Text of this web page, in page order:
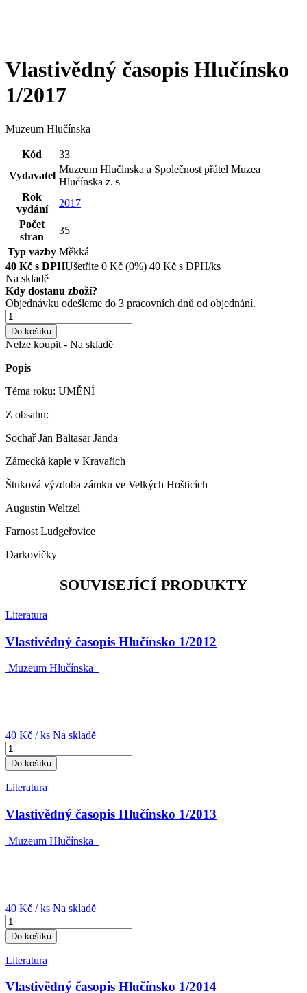
Vlastivědný časopis Hlučínsko
1/2017
Muzeum Hlučínska
Kód
33
Vydavatel
Muzeum Hlučínska a Společnost přátel Muzea
Hlučínska z. s
Rok
vydání
2017
Počet
stran
35
Typ vazby Měkká
40 Kč s DPHUšetříte 0 Kč (0%) 40 Kč s DPH/ks
Na skladě
Kdy dostanu zboží?
Objednávku odešleme do 3 pracovních dnů od objednání.
Do košíku
Nelze koupit - Na skladě
Popis
Téma roku: UMĚNÍ
Z obsahu:
Sochař Jan Baltasar Janda
Zámecká kaple v Kravařích
Štuková výzdoba zámku ve Velkých Hošticích
Augustin Weltzel
Farnost Ludgeřovice
Darkovičky
SOUVISEJÍCÍ PRODUKTY
Literatura
Vlastivědný časopis Hlučínsko 1/2012
Muzeum Hlučínska
40 Kč / ks Na skladě
Do košíku
Literatura
Vlastivědný časopis Hlučínsko 1/2013
Muzeum Hlučínska
40 Kč / ks Na skladě
Do košíku
Literatura
Vlastivědný časopis Hlučínsko 1/2014